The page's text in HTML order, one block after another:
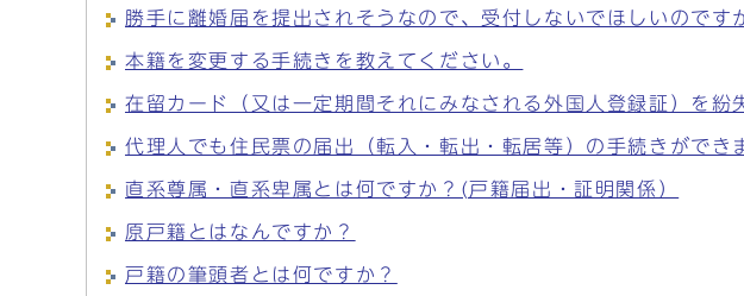
勝手に離婚届を提出されそうなので、受付しないでほしいのです
本籍を変更する手続きを教えてください。
在留カード（又は一定期間それにみなされる外国人登録証）を紛
代理人でも住民票の届出（転入・転出・転居等）の手続きができ
直系尊属・直系卑属とは何ですか？(戸籍届出・証明関係）
原戸籍とはなんですか？
戸籍の筆頭者とは何ですか？